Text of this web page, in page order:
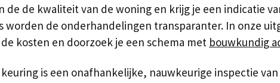
de de kwaliteit van de woning en krijg je een indicatie
worden de onderhandelingen transparanter. In onze
kosten en doorzoek je een schema met bouwkundig
is een onafhankelijke, nauwkeurige inspectie